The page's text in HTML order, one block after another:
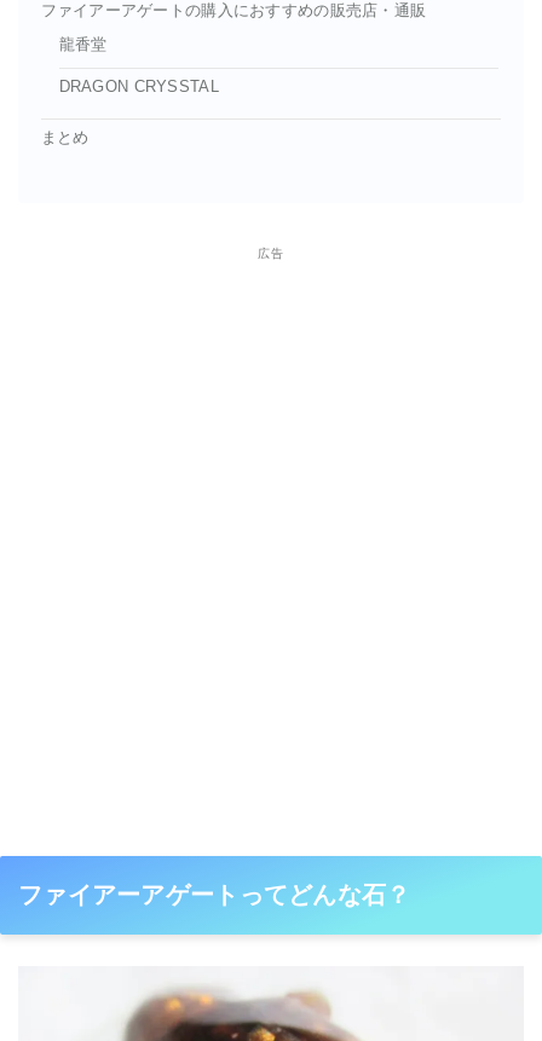
ファイアーアゲートの購入におすすめの販売店・通販
龍香堂
DRAGON CRYSSTAL
まとめ
広告
ファイアーアゲートってどんな石？